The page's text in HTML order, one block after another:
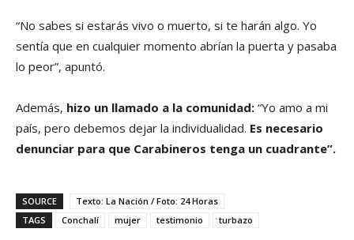
“No sabes si estarás vivo o muerto, si te harán algo. Yo
sentía que en cualquier momento abrían la puerta y pasaba
lo peor”, apuntó.
Además, hizo un llamado a la comunidad: “Yo amo a mi
país, pero debemos dejar la individualidad. Es necesario
denunciar para que Carabineros tenga un cuadrante”.
SOURCE
Texto: La Nación / Foto: 24 Horas
TAGS
Conchalí mujer testimonio turbazo